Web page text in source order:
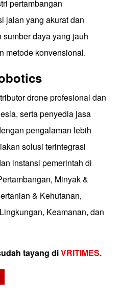
pertambangan
jalan yang akurat dan
daya yang jauh
metode konvensional.
drone profesional dan
serta penyedia jasa
pengalaman lebih
solusi terintegrasi
instansi pemerintah di
Minyak &
& Kehutanan,
Keamanan, dan
tayang diVRITIMES.